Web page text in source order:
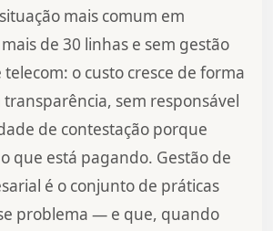
mais comum em
de 30 linhas e sem gestão
o custo cresce de forma
transparência, sem responsável
de contestação porque
que está pagando. Gestão de
é o conjunto de práticas
problema — e que, quando